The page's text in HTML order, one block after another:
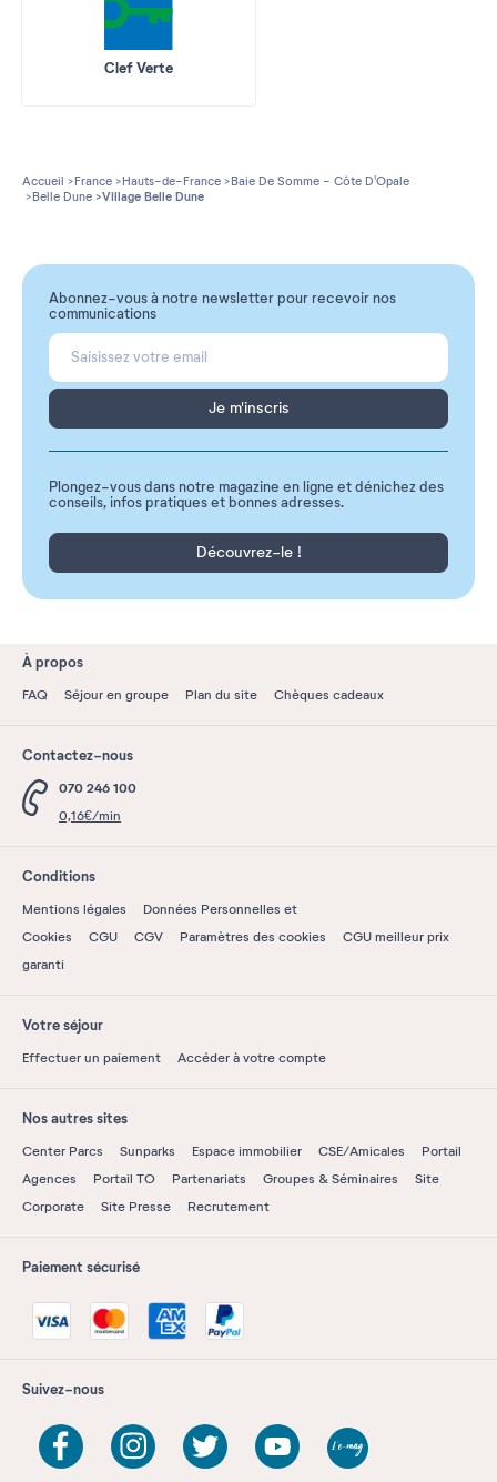
Clef Verte
Accueil France Hauts-de-France
Baie De Somme - Côte D'Opale
Belle Dune
Village Belle Dune
Abonnez-vous à notre newsletter pour recevoir nos
communications
Je m'inscris
Plongez-vous dans notre magazine en ligne et dénichez des
conseils, infos pratiques et bonnes adresses.
Découvrez-le !
À propos
FAQ Séjour en groupe Plan du site Chèques cadeaux
Contactez-nous
070 246 100
0,16€/min
Conditions
Mentions légales
Données Personnelles et
Cookies
CGU CGV Paramètres des cookies
CGU meilleur prix
garanti
Votre séjour
Effectuer un paiement Accéder à votre compte
Nos autres sites
Center Parcs Sunparks Espace immobilier CSE/Amicales
Portail
Agences
Portail TO Partenariats Groupes & Séminaires
Site
Corporate
Site Presse Recrutement
Paiement sécurisé
Suivez-nous